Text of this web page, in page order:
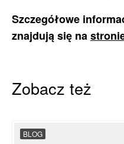
Szczegółowe
znajdują się na
Zobacz też
BLOG